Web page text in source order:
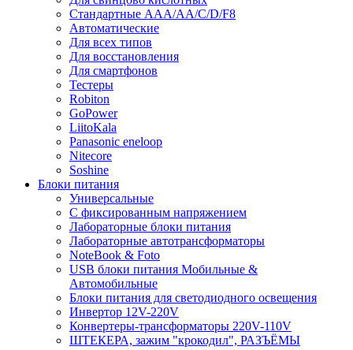
Стандартные ААА/АА/С/D/F8
Автоматические
Для всех типов
Для восстановления
Для смартфонов
Тестеры
Robiton
GoPower
LiitoKala
Panasonic eneloop
Nitecore
Soshine
Блоки питания
Универсальные
C фиксированным напряжением
Лабораторные блоки питания
Лабораторные автотрансформаторы
NoteBook & Foto
USB блоки питания Мобильные &
Автомобильные
Блоки питания для светодиодного освещения
Инвертор 12V-220V
Конвертеры-трансформаторы 220V-110V
ШТЕКЕРА, зажим "крокодил", РАЗЪЁМЫ